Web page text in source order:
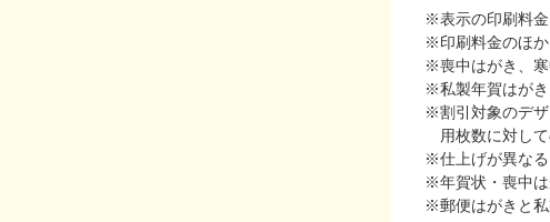
※表示の印刷料金
※印刷料金のほか
※喪中はがき、寒
※私製年賀はがき
※割引対象のデ
用枚数に対し
※仕上げが異なる
※年賀状・喪中は
※郵便はがきと私